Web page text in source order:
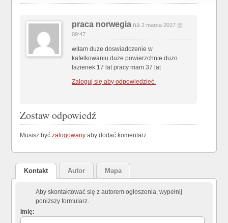
praca norwegia na2 marca 2017 @
09:47
witam duze doswiadczenie w
kafelkowaniu duze powierzchnie duzo
lazienek 17 lat pracy mam 37 lat
Zaloguj się aby odpowiedzieć.
Zostaw odpowiedź
Musisz byćzalogowany aby dodać komentarz.
Kontakt Autor Mapa
Aby skontaktować się z autorem ogłoszenia, wypełnij
poniższy formularz.
Imię: